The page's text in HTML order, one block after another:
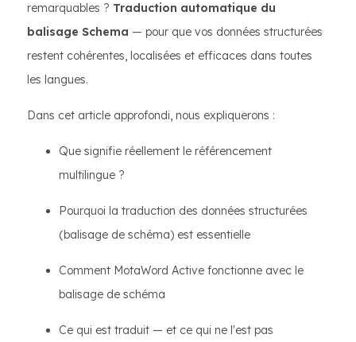
remarquables ? Traduction automatique du
balisage Schema — pour que vos données structurées
restent cohérentes, localisées et efficaces dans toutes
les langues.
Dans cet article approfondi, nous expliquerons :
Que signifie réellement le référencement
multilingue ?
Pourquoi la traduction des données structurées
(balisage de schéma) est essentielle
Comment MotaWord Active fonctionne avec le
balisage de schéma
Ce qui est traduit — et ce qui ne l'est pas